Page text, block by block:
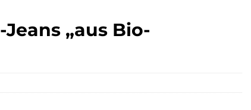
„aus Bio-